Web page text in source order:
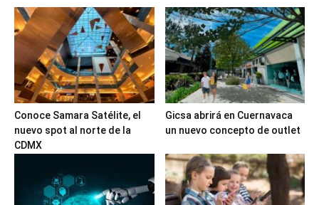
Conoce Samara Satélite, el
nuevo spot al norte de la
CDMX
Gicsa abrirá en Cuernavaca
un nuevo concepto de outlet